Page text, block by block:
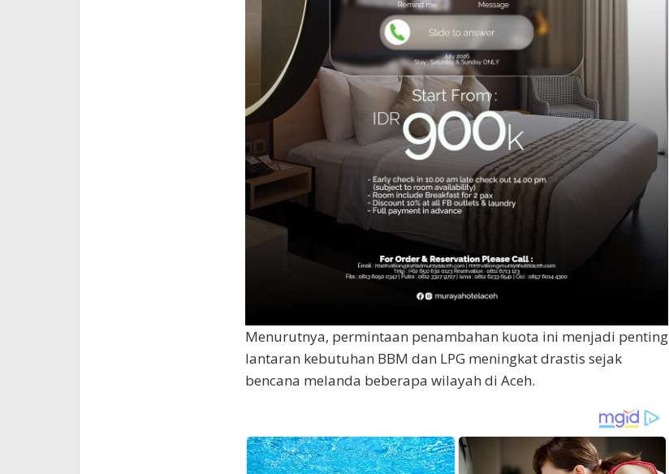
Menurutnya, permintaan penambahan kuota ini menjadi penting
lantaran kebutuhan BBM dan LPG meningkat drastis sejak
bencana melanda beberapa wilayah di Aceh.